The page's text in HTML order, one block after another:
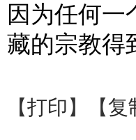
因为任何一
藏的宗教得
【打印】【复